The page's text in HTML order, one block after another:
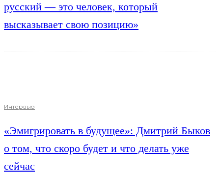
русский — это человек, который
высказывает свою позицию»
Интервью
«Эмигрировать в будущее»: Дмитрий Быков
о том, что скоро будет и что делать уже
сейчас